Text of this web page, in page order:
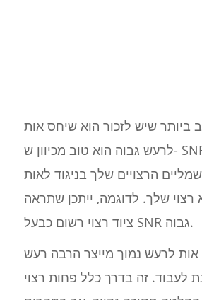
ביותר שיש לזכור הוא שיחס אות
לרעש גבוה הוא טוב מכיוון ש- SNR גבוה מגביר את
הרצויים שלך בניגוד לאות
שלך. לדוגמה, ייתכן שתראה
ציוד רצוי רשום כבעל SNR גבוה.
אות לרעש נמוך מייצר הרבה רעש
לעבוד. זה בדרך כלל פחות רצוי